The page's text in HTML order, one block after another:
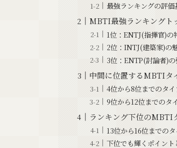
最強ランキングの評価
MBTI最強ランキングト
1位：ENTJ(指揮官)の
2位：INTJ(建築家)の
3位：ENTP(討論者)
中間に位置するMBTIタ
4位から8位までのタ
9位から12位までのタ
ランキング下位のMBTI
13位から16位までの
下位でも輝くポイント